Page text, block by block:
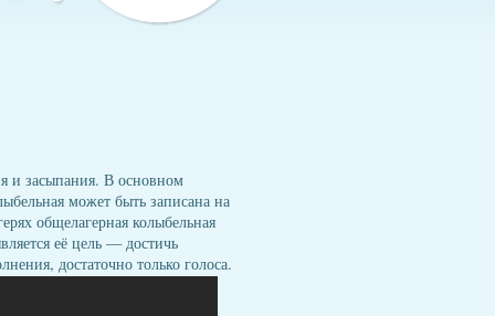
и засыпания. В основном
может быть записана на
общелагерная колыбельная
её цель — достичь
достаточно только голоса.